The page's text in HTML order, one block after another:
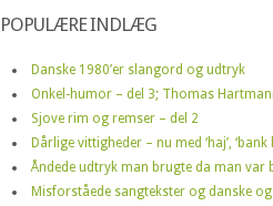
POPULÆRE INDLÆG
Danske 1980’er slangord og udtryk
Onkel-humor – del 3; Thomas
Sjove rim og remser – del 2
Dårlige vittigheder – nu med ‘haj’, ‘bank
Åndede udtryk man brugte da man var
Misforståede sangtekster og danske